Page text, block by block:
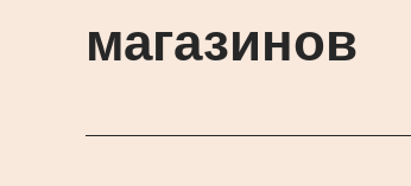
магазинов